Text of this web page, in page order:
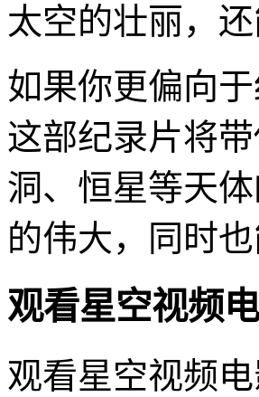
太空的壮丽，
如果你更偏向
这部纪录片将
洞、恒星等天
的伟大，同时
观看星空视频
观看星空视频